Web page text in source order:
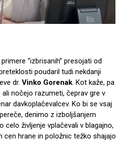
“izbrisanih” presojati od
poudaril tudi nekdanji
dr. Vinko Gorenak. Kot kaže, pa
nočejo razumeti, čeprav gre v
davkoplačevalcev. Ko bi se vsaj
denimo z izboljšanjem
celo življenje vplačevali v blagajno,
cen hrane in položnic težko shajajo